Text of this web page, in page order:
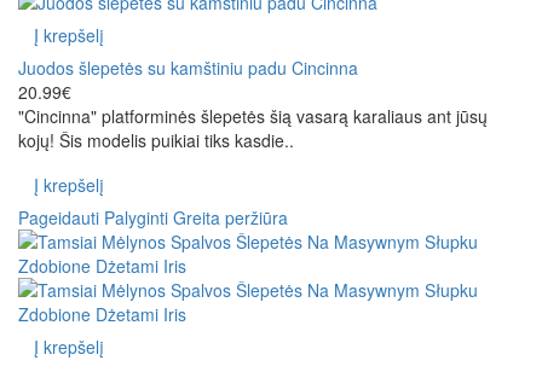
Į krepšelį
Juodos šlepetės su kamštiniu padu Cincinna
20.99€
"Cincinna" platforminės šlepetės šią vasarą karaliaus ant jūsų
kojų! Šis modelis puikiai tiks kasdie..
Į krepšelį
Pageidauti Palyginti Greita peržiūra
Į krepšelį